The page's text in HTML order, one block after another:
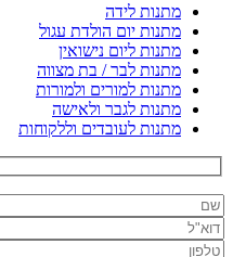
מתנות לידה
מתנות יום הולדת עגול
מתנות ליום נישואין
מתנות לבר / בת מצווה
מתנות למורים ולמורות
מתנות לגבר ולאישה
מתנות לעובדים וללקוחות